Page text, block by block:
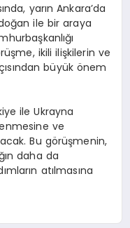
yarın Ankara’da
ile bir araya
ikili ilişkilerin ve
büyük önem
ile Ukrayna
ve
Bu görüşmenin,
daha da
atılmasına